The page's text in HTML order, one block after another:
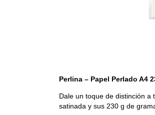
Perlina – Papel Perlado A4
Dale un toque de distinción a
satinada y sus 230 g de